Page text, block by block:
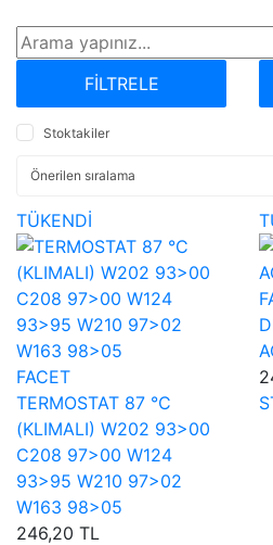
FİLTRELE
Stoktakiler
TÜKENDİ
FACET
TERMOSTAT 87 °C
(KLIMALI) W202 93>00
C208 97>00 W124
93>95 W210 97>02
W163 98>05
246,20 TL